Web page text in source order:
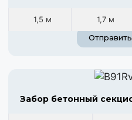
1,5 м 1,7 м
Забор бетонный